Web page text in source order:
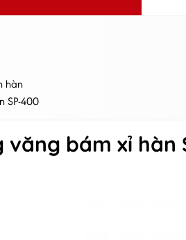
hàn
SP-400
văng bám xỉ hàn